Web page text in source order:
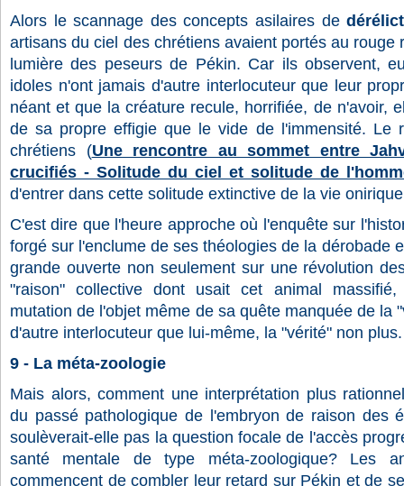
Alors le scannage des concepts asilaires de
artisans du ciel des chrétiens avaient portés au rouge
lumière des peseurs de Pékin. Car ils observent,
idoles n'ont jamais d'autre interlocuteur que leur
néant et que la créature recule, horrifiée, de n'avoir,
de sa propre effigie que le vide de l'immensité. Le
chrétiens (Une rencontre au sommet entre
crucifiés - Solitude du ciel et solitude de
d'entrer dans cette solitude extinctive de la vie
C'est dire que l'heure approche où l'enquête sur
forgé sur l'enclume de ses théologies de la dérobade
grande ouverte non seulement sur une révolution
"raison" collective dont usait cet animal
mutation de l'objet même de sa quête manquée de la
d'autre interlocuteur que lui-même, la "vérité" non plus.
9 - La méta-zoologie
Mais alors, comment une interprétation plus
du passé pathologique de l'embryon de raison des
soulèverait-elle pas la question focale de l'accès
santé mentale de type méta-zoologique? Les
commencent de combler leur retard sur Pékin et de